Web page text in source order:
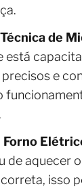
de
está
e
de aquecer
isso